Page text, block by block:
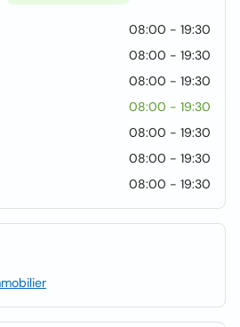
08:00 - 19:30
08:00 - 19:30
08:00 - 19:30
08:00 - 19:30
08:00 - 19:30
08:00 - 19:30
08:00 - 19:30